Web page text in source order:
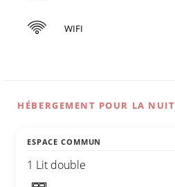
WIFI
HÉBERGEMENT POUR LA NUIT
ESPACE COMMUN
1 Lit double